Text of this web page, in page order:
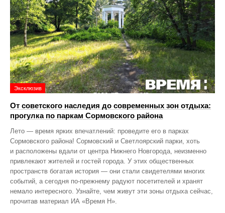
Эксклюзив
От советского наследия до современных зон отдыха:
прогулка по паркам Сормовского района
Лето — время ярких впечатлений: проведите его в парках
Сормовского района! Сормовский и Светлоярский парки, хоть
и расположены вдали от центра Нижнего Новгорода, неизменно
привлекают жителей и гостей города. У этих общественных
пространств богатая история — они стали свидетелями многих
событий, а сегодня по‑прежнему радуют посетителей и хранят
немало интересного. Узнайте, чем живут эти зоны отдыха сейчас,
прочитав материал ИА «Время Н».